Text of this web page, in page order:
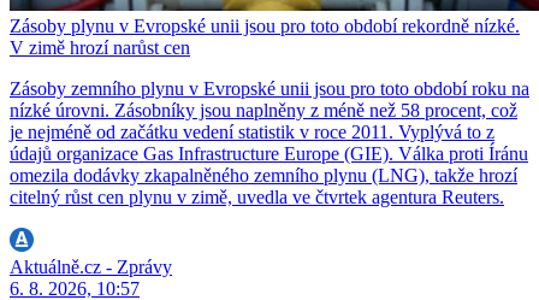
Zásoby plynu v Evropské unii jsou pro toto období rekordně nízké.
V zimě hrozí narůst cen
Zásoby zemního plynu v Evropské unii jsou pro toto období roku na
nízké úrovni. Zásobníky jsou naplněny z méně než 58 procent, což
je nejméně od začátku vedení statistik v roce 2011. Vyplývá to z
údajů organizace Gas Infrastructure Europe (GIE). Válka proti Íránu
omezila dodávky zkapalněného zemního plynu (LNG), takže hrozí
citelný růst cen plynu v zimě, uvedla ve čtvrtek agentura Reuters.
Aktuálně.cz - Zprávy
6. 8. 2026, 10:57